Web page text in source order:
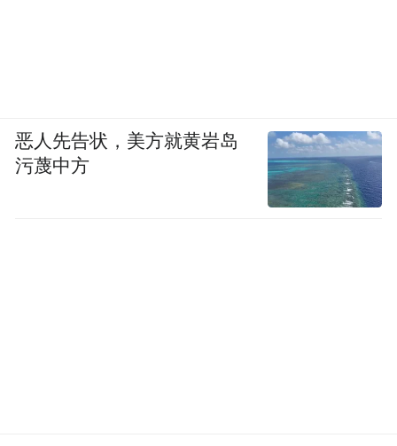
恶人先告状，美方就黄岩岛
污蔑中方